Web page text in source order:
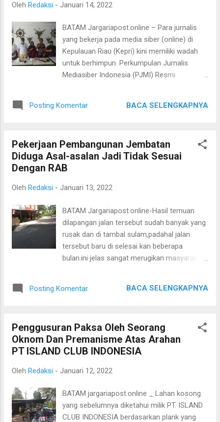
Batam. Ketua PWI Kepri Bpk. Candra Ibrahim
mengucapkan Selamat bergabung kepada
Kapolresta Barelang Kapolresta Barelang
Kombes Pol Nughoro Tri N, SH, SIK, MH di
Kota Batam yang adalah Kota Industri dan
tentu tugas yang akan bapak emban tidak
Kapolresta Barelang, Mari bersinergi untuk
Oleh Redaksi - Januari 14, 2022
BATAM Jargariapost.online – Para jurnalis
yang bekerja pada media siber (online) di
Kepulauan Riau (Kepri) kini memiliki wadah
untuk berhimpun. Perkumpulan Jurnalis
Mediasiber Indonesia (PJMI) Resmi
ini setelah digelar Rapat Tim Formatur
Awaak, Kota Batam, Kepulauan Riau, Kamis
13 Januari 2022. Rapat tersebut dihadiri
penerima mandat Muhammad Sukma Riko
tersebut disepakati terbentuknya PJMI
Sukma Riko, Wakil Ketua ; Zakaria S.E dan
Muh Fathkur rozi.Sekretaris; Ismail Wakil
Sekretaris Zakaria Bendahara ; Susilawati
dan beberapa ketua bidang lainnya. Ketua
terpilih PJMI Provinsi Kepri terpilih, Muhamad
mengatakan, terpilihnya sebagai ketua PJMI
Posting Komentar BACA SELENGKAPNYA
Pekerjaan Pembangunan Jembatan
Diduga Asal-asalan Jadi Tidak Sesuai
Dengan RAB
Oleh Redaksi - Januari 13, 2022
BATAM Jargariapost.online-Hasil temuan
dilapangan jalan tersebut sudah banyak yang
rusak dan di tambal sulam,padahal jalan
tersebut baru di selesai kan beberapa
bulan.ini jelas sangat merugikan masyarakat
berharap agar pihak terkait dapat turun
Sagulung kota tersebut telah mengurangi
volume pekerjaan sehingga pembangunan
jalan rabat beton tersebut sudah banyak
lurah Sagulung kota Lurah setempat belum
Posting Komentar BACA SELENGKAPNYA
Penggusuran Paksa Oleh Seorang
Oknom Dan Premanisme Atas Arahan
PT ISLAND CLUB INDONESIA
Oleh Redaksi - Januari 12, 2022
BATAM jargariapost.online _ Lahan kosong
yang sebelumnya diketahui milik PT. ISLAND
CLUB INDONESIA berdasarkan plank yang